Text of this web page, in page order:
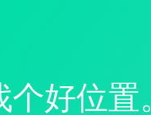
好位置。